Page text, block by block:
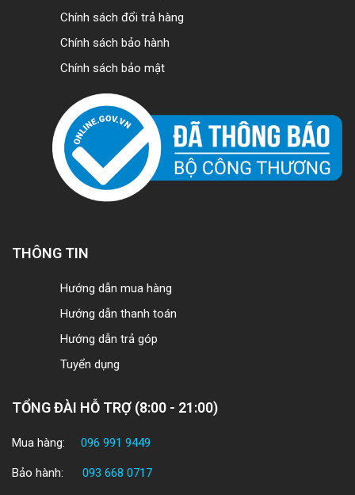
Chính sách đổi trả hàng
Chính sách bảo hành
Chính sách bảo mật
THÔNG TIN
Hướng dẫn mua hàng
Hướng dẫn thanh toán
Hướng dẫn trả góp
Tuyển dụng
TỔNG ĐÀI HỖ TRỢ (8:00 - 21:00)
Mua hàng: 096 991 9449
Bảo hành: 093 668 0717